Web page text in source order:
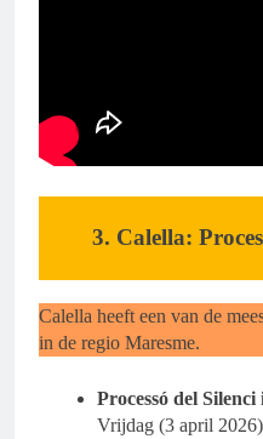
​3. Calella:
​Calella heeft een van de
in de regio Maresme.
Processó del
Vrijdag (3 april